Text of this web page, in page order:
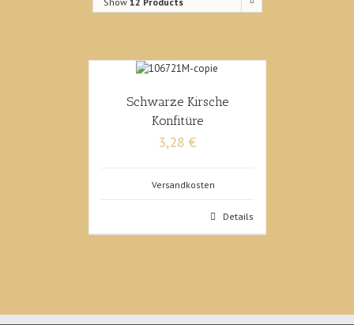
Schwarze Kirsche
Konfitüre
3,28 €
Versandkosten
Details